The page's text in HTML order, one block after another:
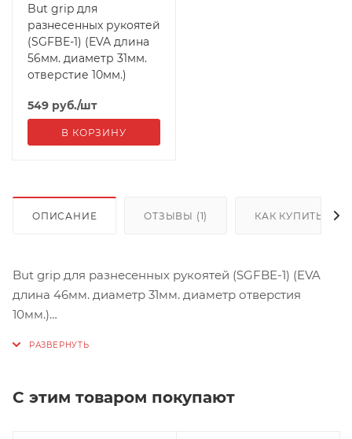
But grip для
разнесенных рукоятей
(SGFBE-1) (EVA длина
56мм. диаметр 31мм.
отверстие 10мм.)
549 руб./шт
В КОРЗИНУ
ОПИСАНИЕ ОТЗЫВЫ (1) КАК КУПИТЬ
But grip для разнесенных рукоятей (SGFBE-1) (EVA
длина 46мм. диаметр 31мм. диаметр отверстия
10мм.)
С этим товаром покупают